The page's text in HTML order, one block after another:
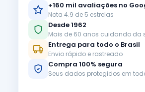
+160 mil avaliações no
Nota 4.9 de 5 estrelas
Desde 1962
Mais de 60 anos cuidando da
Entrega para todo o Brasil
Envio rápido e rastreado
Compra 100% segura
Seus dados protegidos em